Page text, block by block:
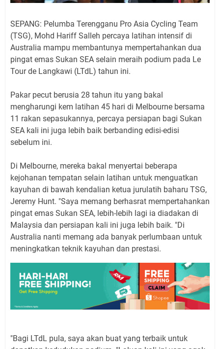
SEPANG: Pelumba Terengganu Pro Asia Cycling Team
(TSG), Mohd Hariff Salleh percaya latihan intensif di
Australia mampu membantunya mempertahankan dua
pingat emas Sukan SEA selain meraih podium pada Le
Tour de Langkawi (LTdL) tahun ini.
Pakar pecut berusia 28 tahun itu yang bakal
mengharungi kem latihan 45 hari di Melbourne bersama
11 rakan sepasukannya, percaya persiapan bagi Sukan
SEA kali ini juga lebih baik berbanding edisi-edisi
sebelum ini.
Di Melbourne, mereka bakal menyertai beberapa
kejohanan tempatan selain latihan untuk menguatkan
kayuhan di bawah kendalian ketua jurulatih baharu TSG,
Jeremy Hunt. "Saya memang berhasrat mempertahankan
pingat emas Sukan SEA, lebih-lebih lagi ia diadakan di
Malaysia dan persiapan kali ini juga lebih baik. "Di
Australia nanti memang ada banyak perlumbaan untuk
meningkatkan teknik kayuhan dan prestasi.
"Bagi LTdL pula, saya akan buat yang terbaik untuk